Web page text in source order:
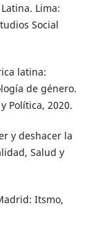
Lima:
Social
latina:
de género.
Política, 2020.
y deshacer la
Salud y
Itsmo,